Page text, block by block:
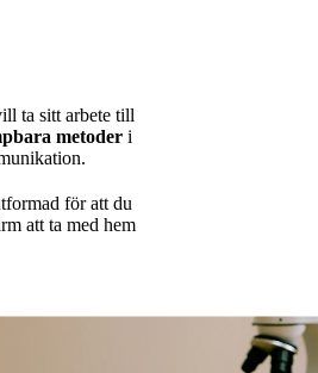
ta sitt arbete till
metoder i
för att du
att ta med hem